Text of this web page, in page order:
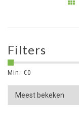
Filters
Min: €0